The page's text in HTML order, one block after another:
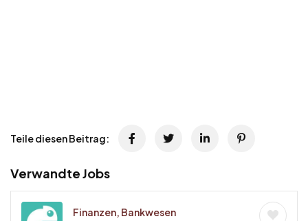
Teile diesen Beitrag:
Verwandte Jobs
Finanzen, Bankwesen